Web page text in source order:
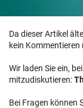
Da dieser Artikel
kein Kommentieren
Wir laden Sie ein,
mitzudiskutieren:
Bei Fragen können